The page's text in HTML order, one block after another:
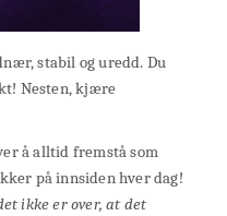
stabil og uredd. Du
Nesten, kjære
å alltid fremstå som
på innsiden hver dag!
ikke er over, at det